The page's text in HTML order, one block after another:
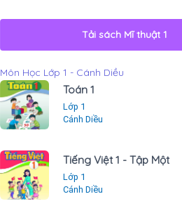
Tải sách Mĩ thuật 1
Môn Học Lớp 1 - Cánh Diều
Toán 1
Lớp 1
Cánh Diều
Tiếng Việt 1 - Tập Một
Lớp 1
Cánh Diều